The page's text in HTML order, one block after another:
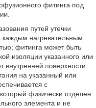
фитинга под
путей утечки
нагревательным
фитинга может быть
изоляции указанного или
внутренней поверхности
на указанный или
с
физически отделен
элемента и не